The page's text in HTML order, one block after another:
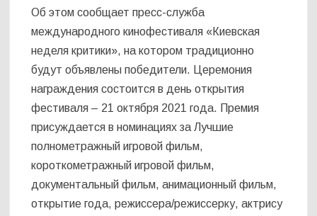
Об этом сообщает пресс-служба
международного кинофестиваля «Киевская
неделя критики», на котором традиционно
будут объявлены победители. Церемония
награждения состоится в день открытия
фестиваля – 21 октября 2021 года. Премия
присуждается в номинациях за Лучшие
полнометражный игровой фильм,
короткометражный игровой фильм,
документальный фильм, анимационный фильм,
открытие года, режиссера/режиссерку, актрису